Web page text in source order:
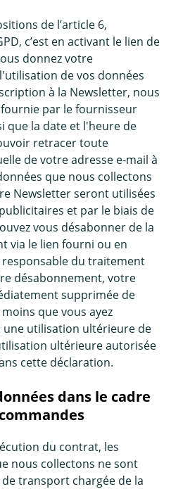
de l’article 6,
c’est en activant le lien de
donnez votre
de vos données
à la Newsletter, nous
fournie par le fournisseur
que la date et l'heure de
retracer toute
de votre adresse e-mail à
que nous collectons
Newsletter seront utilisées
et par le biais de
vous désabonner de la
via le lien fourni ou en
du traitement
désabonnement, votre
supprimée de
que vous ayez
une utilisation ultérieure de
ultérieure autorisée
cette déclaration.
dans le cadre
du contrat, les
nous collectons ne sont
transport chargée de la